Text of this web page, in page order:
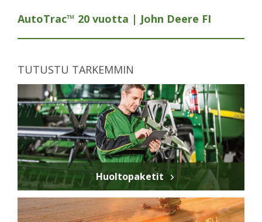
AutoTrac™ 20 vuotta | John Deere FI
TUTUSTU TARKEMMIN
Huoltopaketit